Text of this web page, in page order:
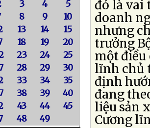
3 4
5
8 9
10
13 14
15
18 19
20
23 24
25
28 29
30
33 34
35
38 39
40
43 44
45
48 49
đó là vai
doanh
nhưng
trưởng
một điều
lĩnh chủ
định
đang
liệu sản
Cương